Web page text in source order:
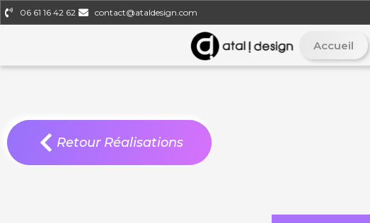
06 61 16 42 62 contact@ataldesign.com
Accueil
Retour Réalisations